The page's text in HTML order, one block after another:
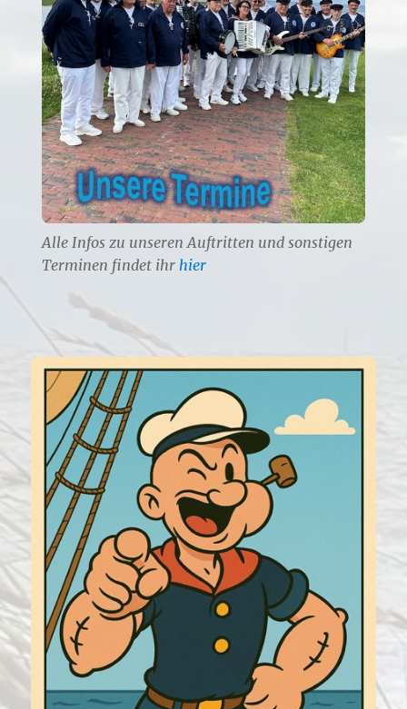
Alle Infos zu unseren Auftritten und sonstigen
Terminen findet ihr hier